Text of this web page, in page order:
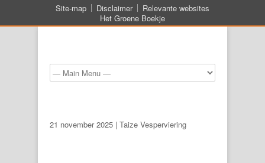
Site-map Disclaimer
Relevante websites
Het Groene Boekje
21 november 2025 | Taize Vesperviering